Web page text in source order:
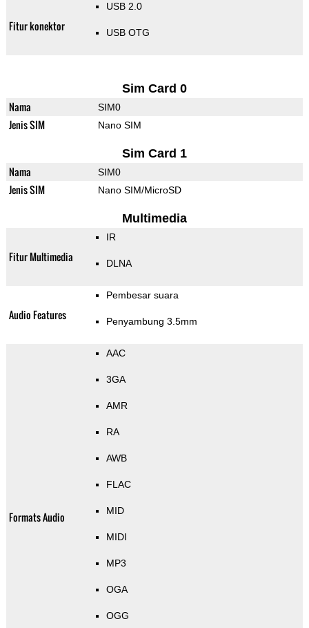
Fitur konektor
USB 2.0
USB OTG
Sim Card 0
Nama SIM0
Jenis SIM Nano SIM
Sim Card 1
Nama SIM0
Jenis SIM Nano SIM/MicroSD
Multimedia
Fitur Multimedia
IR
DLNA
Audio Features
Pembesar suara
Penyambung 3.5mm
Formats Audio
AAC
3GA
AMR
RA
AWB
FLAC
MID
MIDI
MP3
OGA
OGG